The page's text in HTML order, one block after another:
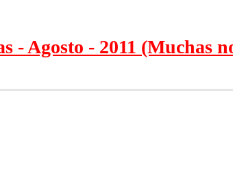
- Agosto - 2011 (Muchas